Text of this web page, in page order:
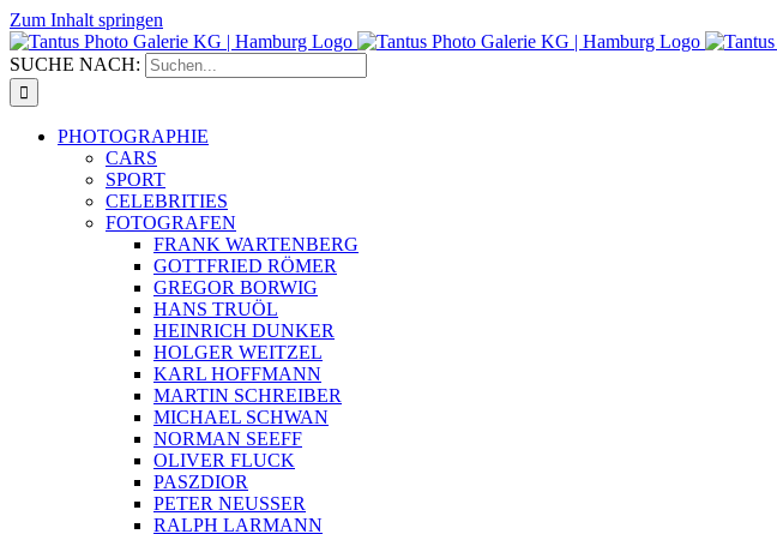
Zum Inhalt springen
SUCHE NACH:
PHOTOGRAPHIE
CARS
SPORT
CELEBRITIES
FOTOGRAFEN
FRANK WARTENBERG
GOTTFRIED RÖMER
GREGOR BORWIG
HANS TRUÖL
HEINRICH DUNKER
HOLGER WEITZEL
KARL HOFFMANN
MARTIN SCHREIBER
MICHAEL SCHWAN
NORMAN SEEFF
OLIVER FLUCK
PASZDIOR
PETER NEUSSER
RALPH LARMANN